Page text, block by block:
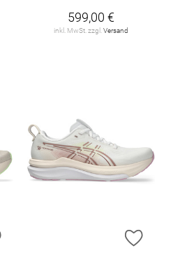
599,00 €
inkl. MwSt. zzgl.Versand
ZUR WUNSCHLISTE HINZUFÜGEN
ZUR